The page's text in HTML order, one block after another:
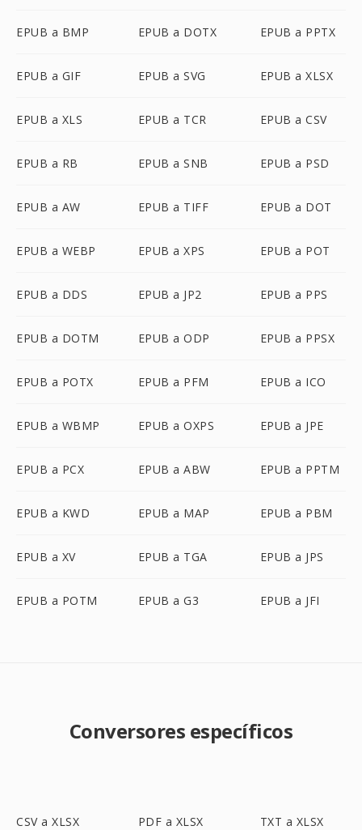
EPUB a BMP EPUB a DOTX EPUB a PPTX
EPUB a GIF EPUB a SVG EPUB a XLSX
EPUB a XLS EPUB a TCR EPUB a CSV
EPUB a RB EPUB a SNB EPUB a PSD
EPUB a AW EPUB a TIFF EPUB a DOT
EPUB a WEBP EPUB a XPS EPUB a POT
EPUB a DDS EPUB a JP2 EPUB a PPS
EPUB a DOTM EPUB a ODP EPUB a PPSX
EPUB a POTX EPUB a PFM EPUB a ICO
EPUB a WBMP EPUB a OXPS EPUB a JPE
EPUB a PCX EPUB a ABW EPUB a PPTM
EPUB a KWD EPUB a MAP EPUB a PBM
EPUB a XV EPUB a TGA EPUB a JPS
EPUB a POTM EPUB a G3 EPUB a JFI
Conversores específicos
CSV a XLSX PDF a XLSX TXT a XLSX